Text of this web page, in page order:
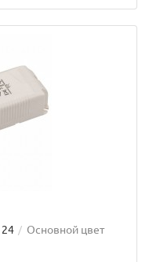
24
Основной цвет